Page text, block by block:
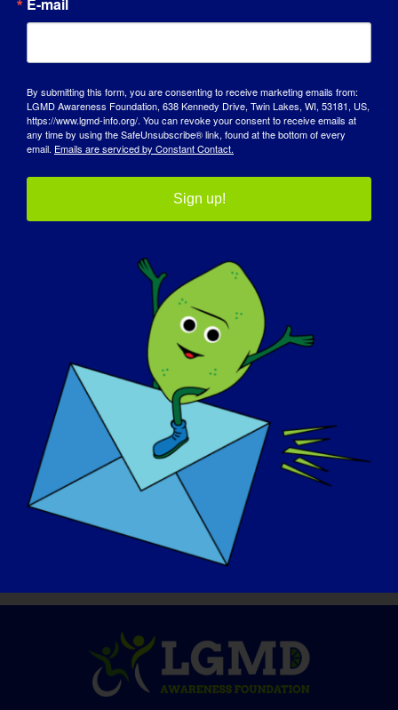
zmagam się z codziennymi trudnościami.
Stałam się bardziej głośna i swobodna w
mówieniu o chorobie. Przerzuciłam się z
świadomości i empatii.
Jako społeczność nie różnimy się od innych.
Wszyscy jesteśmy ludźmi, którzy zasługują
na taki sam szacunek, miłość i akceptację.
Gdyby jutro można było "wyleczyć"
chorobę LGMD, co byłoby pierwszą
rzeczą, którą chciałbyś zrobić??
Poleciałbym do Paryża!
E-mail
By submitting this form, you are consenting to receive marketing emails from:
LGMD Awareness Foundation, 638 Kennedy Drive, Twin Lakes, WI, 53181, US,
https://www.lgmd-info.org/. You can revoke your consent to receive emails at
any time by using the SafeUnsubscribe® link, found at the bottom of every
email. Emails are serviced by Constant Contact.
Sign up!